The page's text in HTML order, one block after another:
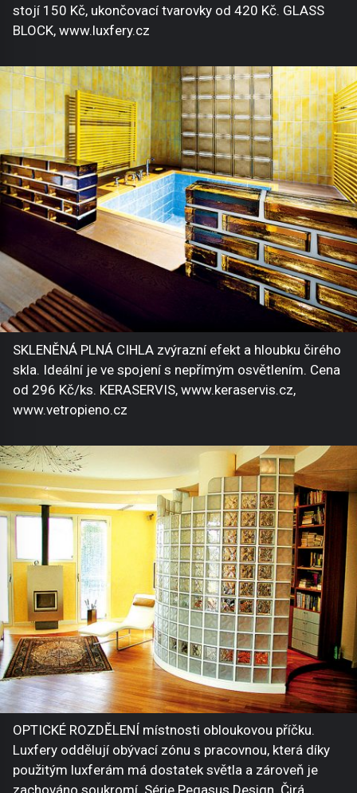
stojí 150 Kč, ukončovací tvarovky od 420 Kč. GLASS
BLOCK, www.luxfery.cz
SKLENĚNÁ PLNÁ CIHLA zvýrazní efekt a hloubku čirého
skla. Ideální je ve spojení s nepřímým osvětlením. Cena
od 296 Kč/ks. KERASERVIS, www.keraservis.cz,
www.vetropieno.cz
OPTICKÉ ROZDĚLENÍ místnosti obloukovou příčku.
Luxfery oddělují obývací zónu s pracovnou, která díky
použitým luxferám má dostatek světla a zároveň je